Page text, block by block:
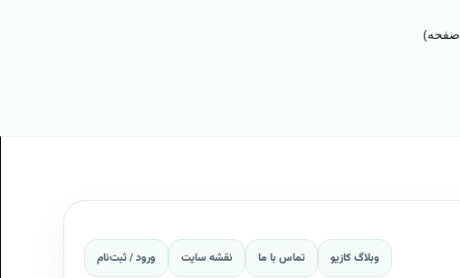
وبلاگ کازیو تماس با ما نقشه سایت ورود / ثبت‌نام